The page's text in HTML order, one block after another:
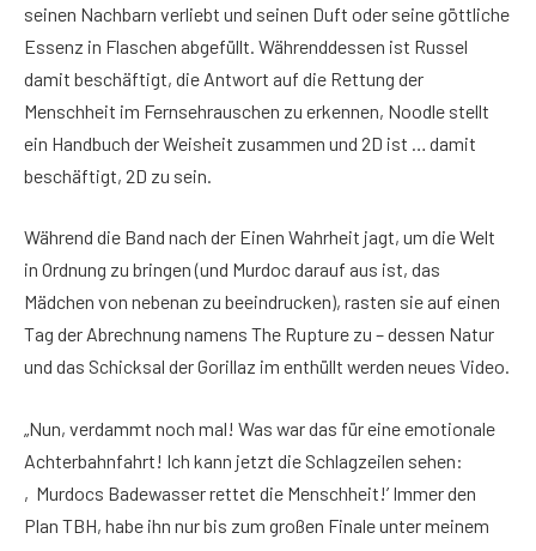
seinen Nachbarn verliebt und seinen Duft oder seine göttliche
Essenz in Flaschen abgefüllt. Währenddessen ist Russel
damit beschäftigt, die Antwort auf die Rettung der
Menschheit im Fernsehrauschen zu erkennen, Noodle stellt
ein Handbuch der Weisheit zusammen und 2D ist … damit
beschäftigt, 2D zu sein.
Während die Band nach der Einen Wahrheit jagt, um die Welt
in Ordnung zu bringen (und Murdoc darauf aus ist, das
Mädchen von nebenan zu beeindrucken), rasten sie auf einen
Tag der Abrechnung namens The Rupture zu – dessen Natur
und das Schicksal der Gorillaz im enthüllt werden neues Video.
„Nun, verdammt noch mal! Was war das für eine emotionale
Achterbahnfahrt! Ich kann jetzt die Schlagzeilen sehen:
‚Murdocs Badewasser rettet die Menschheit!’ Immer den
Plan TBH, habe ihn nur bis zum großen Finale unter meinem